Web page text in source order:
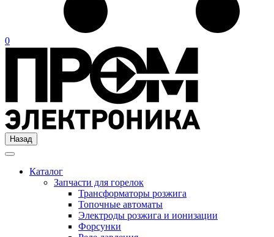
0
Назад
Каталог
Запчасти для горелок
Трансформаторы розжига
Топочные автоматы
Электроды розжига и ионизации
Форсунки